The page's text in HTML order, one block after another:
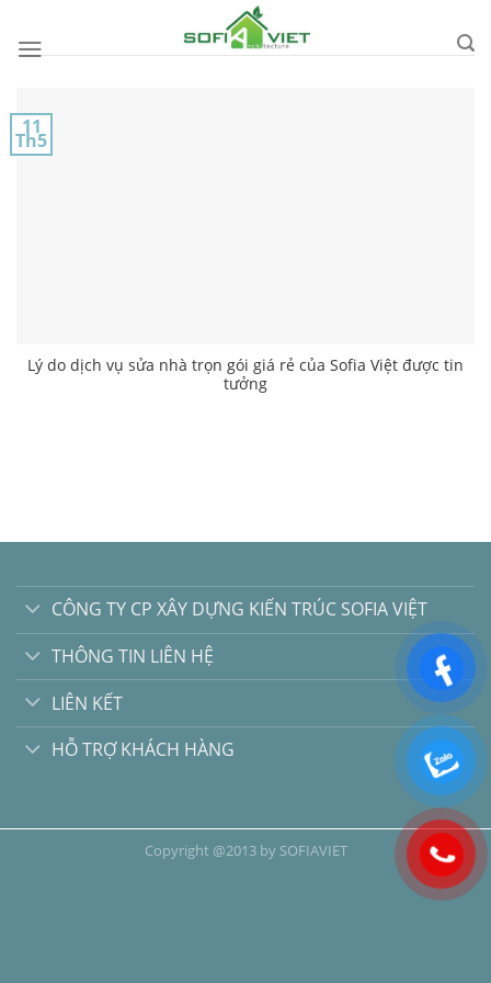
content
Lý do dịch vụ sửa nhà trọn gói giá rẻ của Sofia Việt được tin
tưởng
11
Th5
CÔNG TY CP XÂY DỰNG KIẾN TRÚC SOFIA VIỆT
THÔNG TIN LIÊN HỆ
LIÊN KẾT
HỖ TRỢ KHÁCH HÀNG
Copyright @2013 by SOFIAVIET